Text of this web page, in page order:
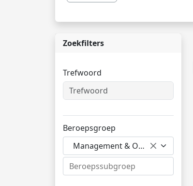
Zoekfilters
Trefwoord
Beroepsgroep
Management & Organisatie